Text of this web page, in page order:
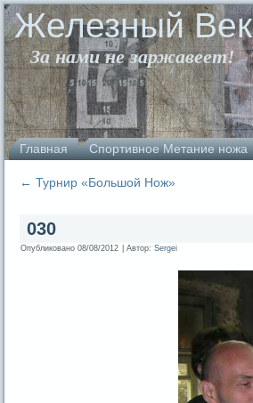
Железный Век
За нами не заржавеет!
Главная Спортивное Метание ножа
← Турнир «Большой Нож»
030
Опубликовано 08/08/2012 Автор: Sergei